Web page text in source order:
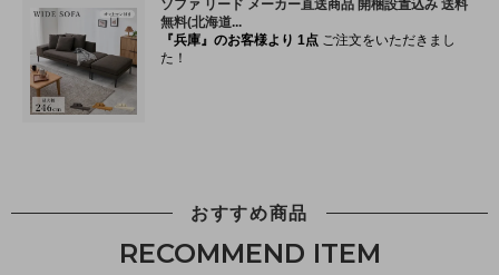
おすすめ商品
RECOMMEND ITEM